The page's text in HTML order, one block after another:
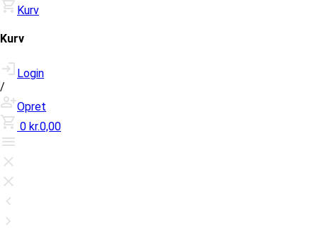
Kurv
Kurv
Login
/
Opret
0 kr.0,00